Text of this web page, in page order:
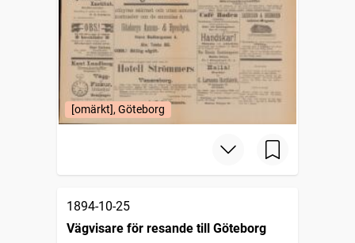
[omärkt], Göteborg
1894-10-25
Vägvisare för resande till Göteborg